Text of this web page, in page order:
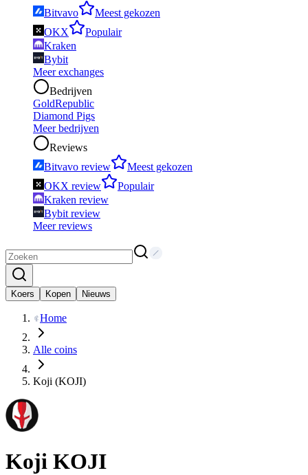
Bitvavo
Meest gekozen
OKX
Populair
Kraken
Bybit
Meer exchanges
Bedrijven
GoldRepublic
Diamond Pigs
Meer bedrijven
Reviews
Bitvavo review
Meest gekozen
OKX review
Populair
Kraken review
Bybit review
Meer reviews
Koers Kopen Nieuws
Home
Alle coins
Koji (KOJI)
Koji KOJI